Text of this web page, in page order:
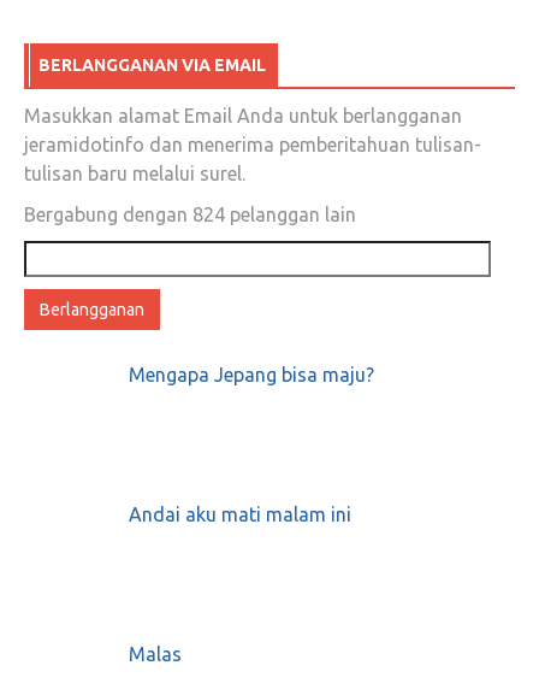
BERLANGGANAN VIA EMAIL
Masukkan alamat Email Anda untuk berlangganan
jeramidotinfo dan menerima pemberitahuan tulisan-
tulisan baru melalui surel.
Bergabung dengan 824 pelanggan lain
email
Mengapa Jepang bisa maju?
Andai aku mati malam ini
Malas